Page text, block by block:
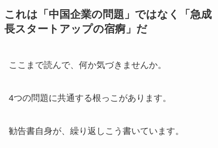
これは「中国企業の問題」ではなく「急成
長スタートアップの宿痾」だ
ここまで読んで、何か気づきませんか。
4つの問題に共通する根っこがあります。
勧告書自身が、繰り返しこう書いています。